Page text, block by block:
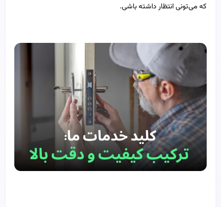
که می‌تونی انتظار داشته باشی.